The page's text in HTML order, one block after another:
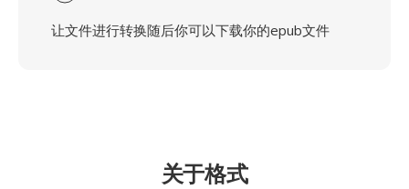
让文件进行转换随后你可以下载你的epub文件
关于格式